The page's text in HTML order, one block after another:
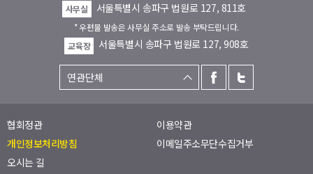
사무실 서울특별시 송파구 법원로 127, 811호
* 우편물 발송은 사무실 주소로 발송 부탁드립니다.
교육장
서울특별시 송파구 법원로 127, 908호
협회정관
이용약관
개인정보처리방침
이메일주소무단수집거부
오시는 길